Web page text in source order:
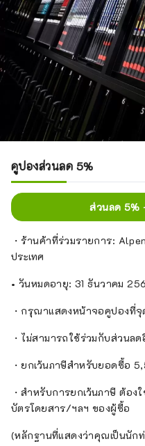
คูปองส่วนลด 5%
ส่วนลด 5%
・ร้านค้าที่ร่วมรายการ:
ประเทศ
• วันหมดอายุ: 31 ธันวาคม
・กรุณาแสดงหน้าจอคูปองที่จุ
・ไม่สามารถใช้ร่วมกับส่วนล
・ยกเว้นภาษีสำหรับยอดซื้อ
・สำหรับการยกเว้นภาษี ต้อ
บัตรโดยสาร/ฯลฯ ของผู้ซื้อ
(หลักฐานที่แสดงว่าคุณเป็นนัก